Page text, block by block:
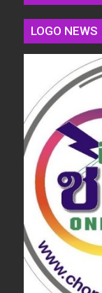
LOGO NEWS